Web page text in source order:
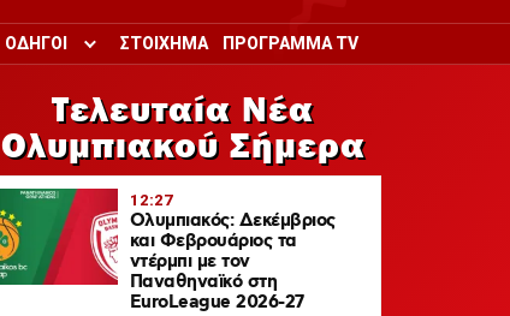
ΟΔΗΓΟΙ
Toggle submenu for ΟΔΗΓΟΙ
ΣΤΟΙΧΗΜΑ ΠΡΟΓΡΑΜΜΑ TV
Τελευταία Νέα
Ολυμπιακού Σήμερα
12:27
Ολυμπιακός: Δεκέμβριος
και Φεβρουάριος τα
ντέρμπι με τον
Παναθηναϊκό στη
EuroLeague 2026-27